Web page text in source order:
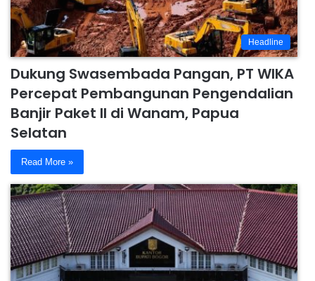
Headline
Dukung Swasembada Pangan, PT WIKA
Percepat Pembangunan Pengendalian
Banjir Paket II di Wanam, Papua
Selatan
Read More »